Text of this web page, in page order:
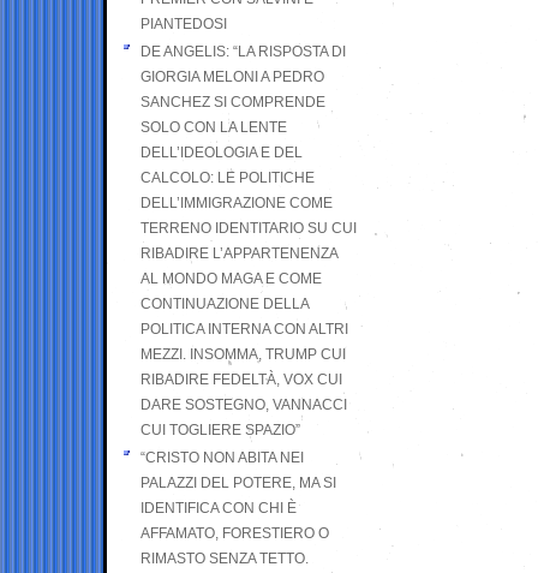
PIANTEDOSI
DE ANGELIS: “LA RISPOSTA DI
GIORGIA MELONI A PEDRO
SANCHEZ SI COMPRENDE
SOLO CON LA LENTE
DELL’IDEOLOGIA E DEL
CALCOLO: LE POLITICHE
DELL’IMMIGRAZIONE COME
TERRENO IDENTITARIO SU CUI
RIBADIRE L’APPARTENENZA
AL MONDO MAGA E COME
CONTINUAZIONE DELLA
POLITICA INTERNA CON ALTRI
MEZZI. INSOMMA, TRUMP CUI
RIBADIRE FEDELTÀ, VOX CUI
DARE SOSTEGNO, VANNACCI
CUI TOGLIERE SPAZIO”
“CRISTO NON ABITA NEI
PALAZZI DEL POTERE, MA SI
IDENTIFICA CON CHI È
AFFAMATO, FORESTIERO O
RIMASTO SENZA TETTO.